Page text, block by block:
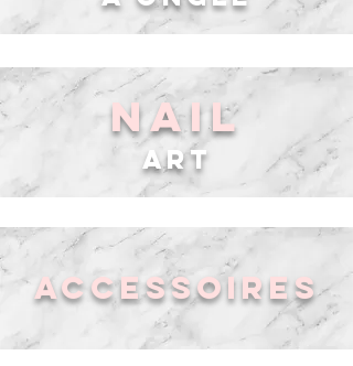
NAIL
ART
Accessoires